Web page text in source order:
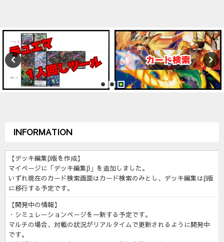
INFORMATION
【デッキ編集β版を作成】
マイページに「デッキ編集β」を追加しました。
いずれ現在のカード検索画面はカード検索のみとし、デッキ編集はβ版
に移行する予定です。
【開発中の情報】
・シミュレーションページを一新する予定です。
マルチの場合、対戦の状況がリアルタイムで更新されるように開発中
です。